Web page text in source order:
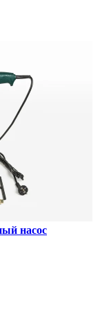
насос